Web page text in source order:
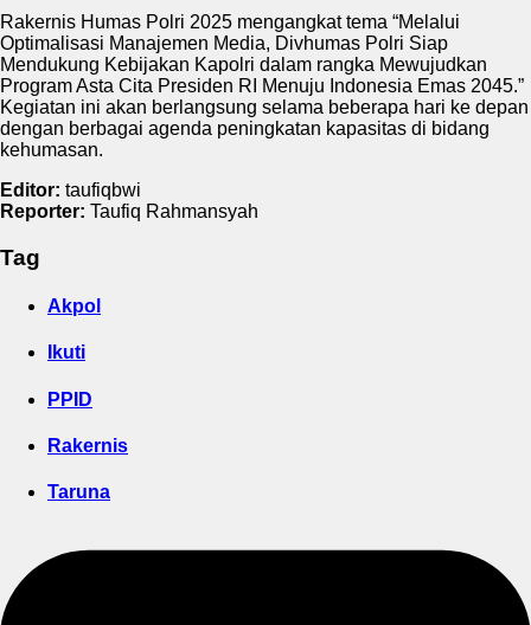
Rakernis Humas Polri 2025 mengangkat tema “Melalui
Optimalisasi Manajemen Media, Divhumas Polri Siap
Mendukung Kebijakan Kapolri dalam rangka Mewujudkan
Program Asta Cita Presiden RI Menuju Indonesia Emas 2045.”
Kegiatan ini akan berlangsung selama beberapa hari ke depan
dengan berbagai agenda peningkatan kapasitas di bidang
kehumasan.
Editor: taufiqbwi
Reporter: Taufiq Rahmansyah
Tag
Akpol
Ikuti
PPID
Rakernis
Taruna